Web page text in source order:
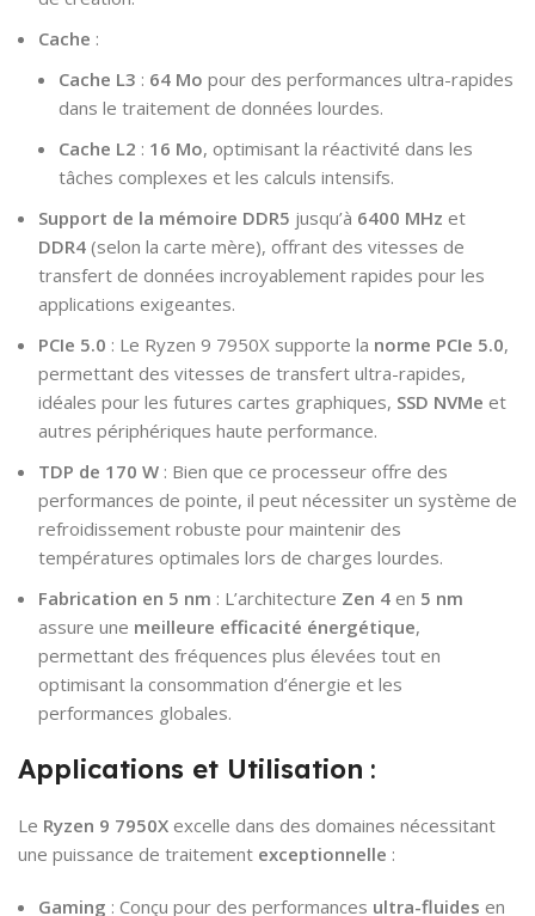
Cache :
Cache L3 : 64 Mo pour des performances ultra-rapides
dans le traitement de données lourdes.
Cache L2 : 16 Mo, optimisant la réactivité dans les
tâches complexes et les calculs intensifs.
Support de la mémoire DDR5 jusqu’à 6400 MHz et
DDR4 (selon la carte mère), offrant des vitesses de
transfert de données incroyablement rapides pour les
applications exigeantes.
PCIe 5.0 : Le Ryzen 9 7950X supporte la norme PCIe 5.0,
permettant des vitesses de transfert ultra-rapides,
idéales pour les futures cartes graphiques, SSD NVMe et
autres périphériques haute performance.
TDP de 170 W : Bien que ce processeur offre des
performances de pointe, il peut nécessiter un système de
refroidissement robuste pour maintenir des
températures optimales lors de charges lourdes.
Fabrication en 5 nm : L’architecture Zen 4 en 5 nm
assure une meilleure efficacité énergétique,
permettant des fréquences plus élevées tout en
optimisant la consommation d’énergie et les
performances globales.
Applications et Utilisation :
Le Ryzen 9 7950X excelle dans des domaines nécessitant
une puissance de traitement exceptionnelle :
Gaming : Conçu pour des performances ultra-fluides en